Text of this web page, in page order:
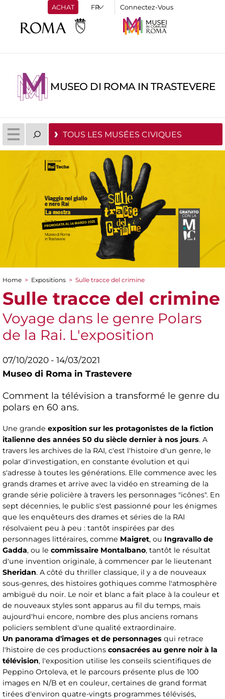
ACHAT Connectez-Vous
MUSEO DI ROMA IN TRASTEVERE
TOUS LES MUSÉES CIVIQUES
You are here
Home > Expositions > Sulle tracce del crimine
Sulle tracce del crimine
Voyage dans le genre Polars
de la Rai. L'exposition
07/10/2020 - 14/03/2021
Museo di Roma in Trastevere
Comment la télévision a transformé le genre du
polars en 60 ans.
Une grande exposition sur les protagonistes de la fiction
italienne des années 50 du siècle dernier à nos jours. A
travers les archives de la RAI, c'est l'histoire d'un genre, le
polar d'investigation, en constante évolution et qui
s'adresse à toutes les générations. Elle commence avec les
grands drames et arrive avec la vidéo en streaming de la
grande série policière à travers les personnages "icônes". En
sept décennies, le public s'est passionné pour les énigmes
que les enquêteurs des drames et séries de la RAI
résolvaient peu à peu : tantôt inspirées par des
personnages littéraires, comme Maigret, ou Ingravallo de
Gadda, ou le commissaire Montalbano, tantôt le résultat
d'une invention originale, à commencer par le lieutenant
Sheridan. A côté du thriller classique, il y a de nouveaux
sous-genres, des histoires gothiques comme l'atmosphère
ambiguë du noir. Le noir et blanc a fait place à la couleur et
de nouveaux styles sont apparus au fil du temps, mais
aujourd'hui encore, nombre des plus anciens romans
policiers semblent d'une qualité extraordinaire.
Un panorama d'images et de personnages qui retrace
l'histoire de ces productions consacrées au genre noir à la
télévision, l'exposition utilise les conseils scientifiques de
Peppino Ortoleva, et le parcours présente plus de 100
images en N/B et en couleur, certaines de grand format
tirées d'environ quatre-vingts programmes télévisés,